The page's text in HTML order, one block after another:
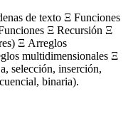
de texto Ξ Funciones
Ξ Recursión Ξ
Ξ Arreglos
multidimensionales Ξ
selección, inserción,
binaria).